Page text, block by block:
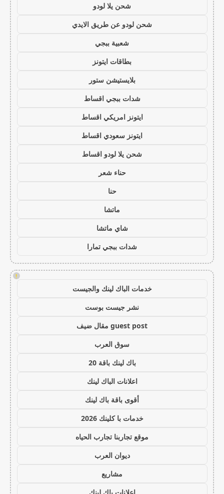
شحن يلا لودو
شحن لودو عن طريق الايدي
شعبية ببجي
بطاقات ايتونز
بلايستيشن ستور
شدات ببجي اقساط
ايتونز امريكي اقساط
ايتونز سعودي اقساط
شحن يلا لودو اقساط
حناء شعر
حنا
ماتشا
شاي ماتشا
شدات ببجي تمارا
!
خدمات الباك لينك والجيست
نشر جيست بوست
guest post مقال ضيف
سوق العرب
باك لينك باقة 20
اعلانات الباك لينك
أقوى باقة باك لينك
خدمات با كلينك 2026
موقع تجاربنا تجارب الحياه
ديوان العرب
مشاريع